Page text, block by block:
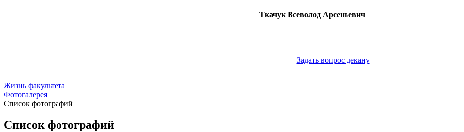
Ткачук Всеволод Арсеньевич
Задать вопрос декану
Жизнь факультета
Фотогалерея
Список фотографий
Список фотографий